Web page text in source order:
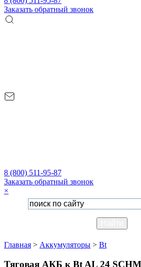
Заказать обратный звонок
8 (800) 511-95-87
Заказать обратный звонок
×
Главная > Аккумуляторы > Bt
Тяговая АКБ к Bt AL 24